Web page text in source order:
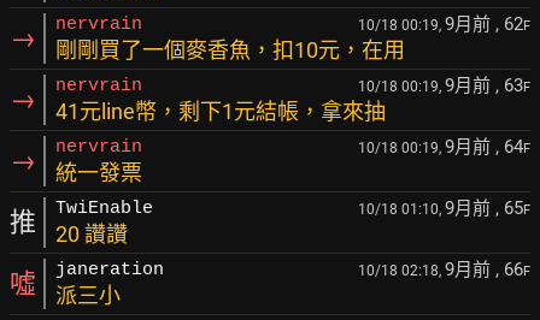
→ nervrain 10/18 00:19, 9月前 , 62F
剛剛買了一個麥香魚，扣10元，在用
→ nervrain 10/18 00:19, 9月前 , 63F
41元line幣，剩下1元結帳，拿來抽
→ nervrain 10/18 00:19, 9月前 , 64F
統一發票
推 TwiEnable 10/18 01:10, 9月前 , 65F
20 讚讚
噓 janeration 10/18 02:18, 9月前 , 66F
派三小